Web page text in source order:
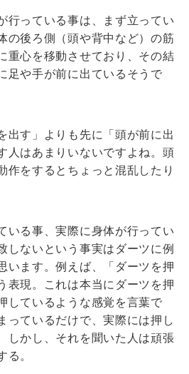
行っている事は、まず立ってい
の後ろ側（頭や背中など）の筋
重心を移動させており、その結
足や手が前に出ているそうで
出す」よりも先に「頭が前に出
人はあまりいないですよね。頭
作をするとちょっと混乱したり
いる事、実際に身体が行ってい
しないという事実はダーツに例
います。例えば、「ダーツを押
表現。これは本当にダーツを押
しているような感覚を言葉で
っているだけで、実際には押し
しかし、それを聞いた人は頑張
る。